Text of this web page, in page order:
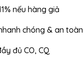
nếu hàng giả
chóng & an toàn
đủ CO, CQ